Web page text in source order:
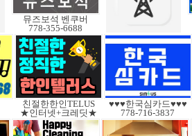
뮤즈보석 벤쿠버
778-355-6688
친절한한인TELUS
★인터넷+크레딧★
♥♥♥한국심카드♥♥♥
778-716-3837